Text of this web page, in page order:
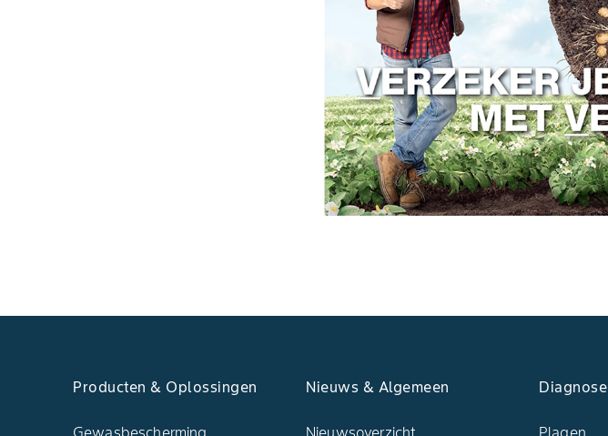
Producten & Oplossingen
Gewasbescherming
Nieuws & Algemeen
Nieuwsoverzicht
Diagnose
Plagen